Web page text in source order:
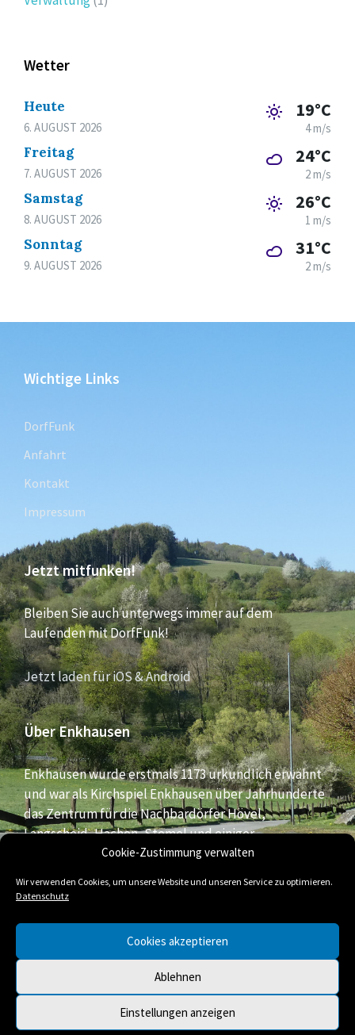
Cookie-Zustimmung verwalten
Wir verwenden Cookies, um unsere Website und unseren Service zu optimieren.
Datenschutz
Cookies akzeptieren
Ablehnen
Einstellungen anzeigen
Wetter
Heute
6. AUGUST 2026
19°C
4 m/s
Freitag
7. AUGUST 2026
24°C
2 m/s
Samstag
8. AUGUST 2026
26°C
1 m/s
Sonntag
9. AUGUST 2026
31°C
2 m/s
Wichtige Links
DorfFunk
Anfahrt
Kontakt
Impressum
Jetzt mitfunken!
Bleiben Sie auch unterwegs immer auf dem
Laufenden mit DorfFunk!
Jetzt laden für iOS & Android
Über Enkhausen
Enkhausen wurde erstmals 1173 urkundlich erwähnt
und war als Kirchspiel Enkhausen über Jahrhunderte
das Zentrum für die Nachbardörfer Hövel,
Langscheid, Hachen, Stemel und einiger
Bauernschaften aus dem südlichen Bereich der Stadt
Facebook Twitter
© 2026 Enkhausen